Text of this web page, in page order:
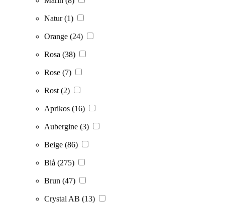
Natur(1)
Orange (24)
Rosa (38)
Rose (7)
Rost (2)
Aprikos (16)
Aubergine (3)
Beige (86)
Blå (275)
Brun (47)
Crystal AB (13)